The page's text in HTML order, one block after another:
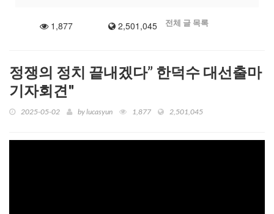
1,877 2,501,045 전체 글 목록
정쟁의 정치 끝내겠다” 한덕수 대선출마
기자회견"
2025-05-02 bylucasyun 1,877 2,501,045